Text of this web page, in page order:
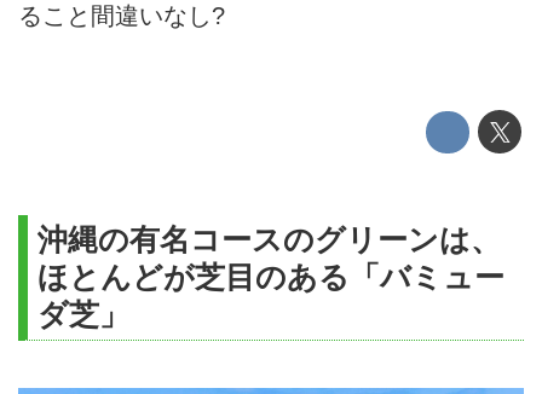
ること間違いなし?
沖縄の有名コースのグリーンは、
ほとんどが芝目のある「バミュー
ダ芝」